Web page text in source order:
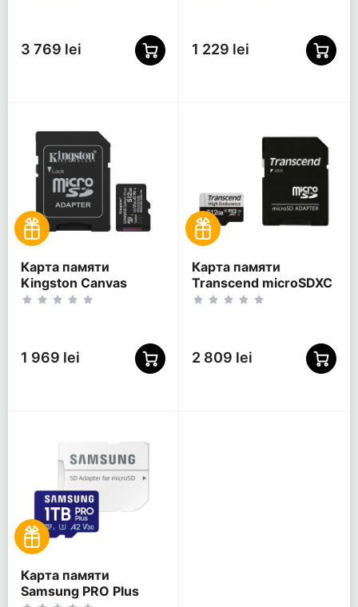
3 769 lei 1 229 lei
Карта памяти
Kingston Canvas
Select Plus, 512Гб
1 969 lei
Карта памяти
Transcend microSDXC
350V, 512Гб
2 809 lei
Карта памяти
Samsung PRO Plus